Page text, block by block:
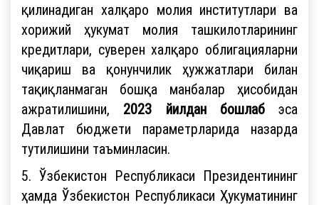
қилинадиган халқаро молия институтлари ва
хорижий ҳукумат молия ташкилотларининг
кредитлари, суверен халқаро облигацияларни
чиқариш ва қонунчилик ҳужжатлари билан
тақиқланмаган бошқа манбалар ҳисобидан
ажратилишини, 2023 йилдан бошлабэса
Давлат бюджети параметрларида назарда
тутилишини таъминласин.
5. Ўзбекистон Республикаси Президентининг
ҳамда Ўзбекистон Республикаси Ҳукуматининг